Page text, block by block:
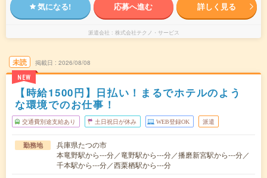
気になる! 応募へ進む 詳しく見る
派遣会社 株式会社テクノ・サービス
未読
NEW
掲載日 2026/08/08
【時給1500円】日払い！まるでホテルのよう
な環境でのお仕事！
交通費別途支給あり 土日祝日が休み WEB登録OK 派遣
勤務地
兵庫県たつの市
本竜野駅から---分／竜野駅から---分／播磨新宮駅から---分／
千本駅から---分／西栗栖駅から---分